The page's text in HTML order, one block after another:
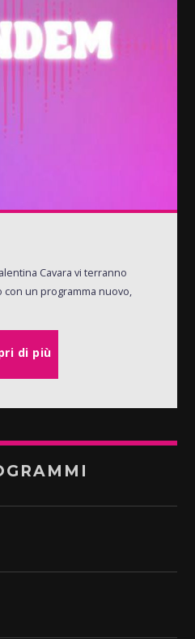
Cavara vi terranno
con un programma nuovo,
di più